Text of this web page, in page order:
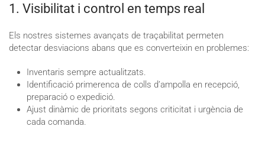
1. Visibilitat i control en temps real
Els nostres sistemes avançats de traçabilitat permeten
detectar desviacions abans que es converteixin en problemes:
Inventaris sempre actualitzats.
Identificació primerenca de colls d’ampolla en recepció,
preparació o expedició.
Ajust dinàmic de prioritats segons criticitat i urgència de
cada comanda.